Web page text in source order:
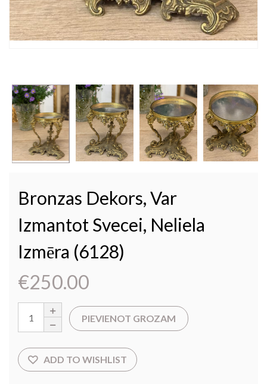
Bronzas Dekors, Var
Izmantot Svecei, Neliela
Izmēra (6128)
€250.00
PIEVIENOT GROZAM